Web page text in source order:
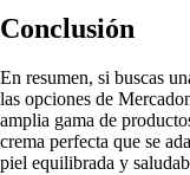
Conclusión
En resumen, si buscas
las opciones de
amplia gama de
crema perfecta que se
piel equilibrada y